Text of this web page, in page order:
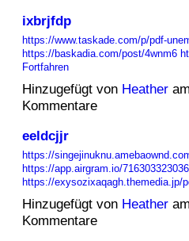
ixbrjfdp
https://www.taskade.com/p/pdf-
https://baskadia.com/post/4wnm6
Fortfahren
Hinzugefügt von Heather
Kommentare
eeldcjjr
https://
https://app.airgram.io/
https://exysozixaqagh.themedia.jp/
Hinzugefügt von Heather
Kommentare